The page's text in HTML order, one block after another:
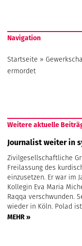
Navigation
Startseite »
ermordet
Weitere aktuelle
Journalist weiter in
Zivilgesellschaftliche
Freilassung des
einzusetzen. Er war im
Kollegin Eva Maria
Raqqa verschwunden.
wieder in Köln. Polad
MEHR »